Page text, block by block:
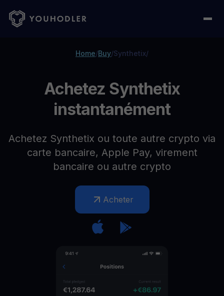
Home/Buy/Synthetix/
Achetez Synthetix
instantanément
Achetez Synthetix ou toute autre crypto via
carte bancaire, Apple Pay, virement
bancaire ou autre crypto
Acheter